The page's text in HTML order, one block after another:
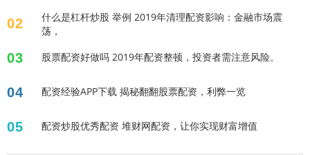
02
什么是杠杆炒股 举例 2019年清理配资影响：金融市场震
荡，
03 股票配资好做吗 2019年配资整顿，投资者需注意风险。
04 配资经验APP下载 揭秘翻翻股票配资，利弊一览
05 配资炒股优秀配资 堆财网配资，让你实现财富增值